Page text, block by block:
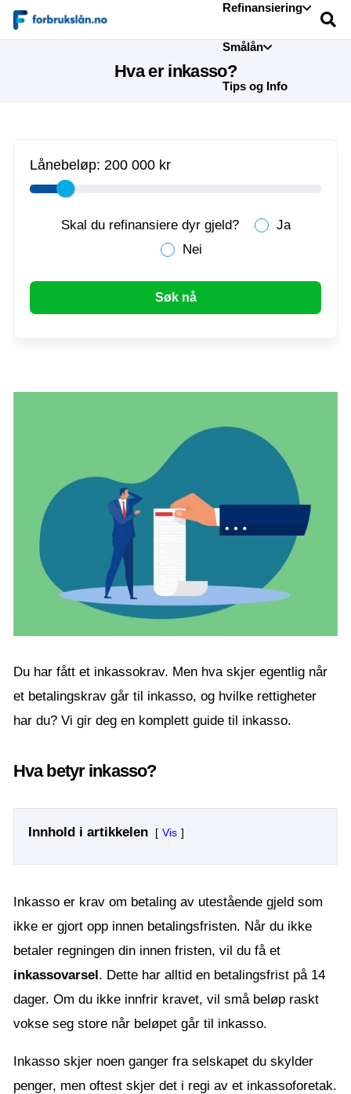
Refinansiering
Smålån
Tips og Info
Hva er inkasso?
Du har fått et inkassokrav. Men hva skjer egentlig når
et betalingskrav går til inkasso, og hvilke rettigheter
har du? Vi gir deg en komplett guide til inkasso.
Hva betyr inkasso?
Innhold i artikkelen Vis
Inkasso er krav om betaling av utestående gjeld som
ikke er gjort opp innen betalingsfristen. Når du ikke
betaler regningen din innen fristen, vil du få et
inkassovarsel. Dette har alltid en betalingsfrist på 14
dager. Om du ikke innfrir kravet, vil små beløp raskt
vokse seg store når beløpet går til inkasso.
Inkasso skjer noen ganger fra selskapet du skylder
penger, men oftest skjer det i regi av et inkassoforetak.
Lånebeløp: 200 000 kr
Skal du refinansiere dyr gjeld?
Ja
Nei
Søk nå